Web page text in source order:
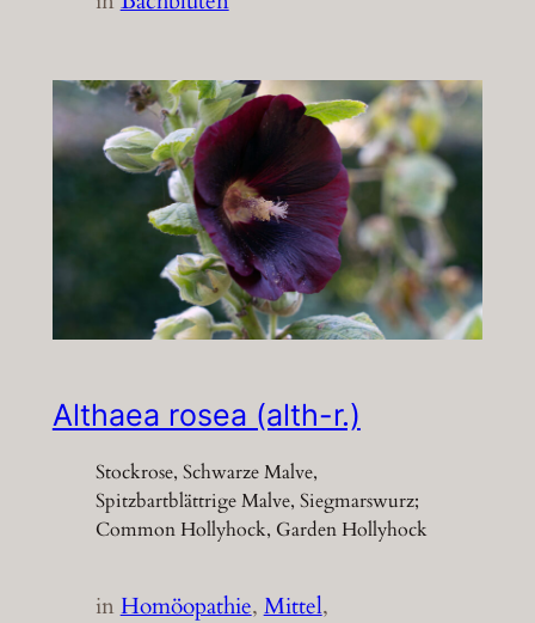
Althaea rosea (alth-r.)
Stockrose, Schwarze Malve,
Spitzbartblättrige Malve, Siegmarswurz;
Common Hollyhock, Garden Hollyhock
inHomöopathie, Mittel